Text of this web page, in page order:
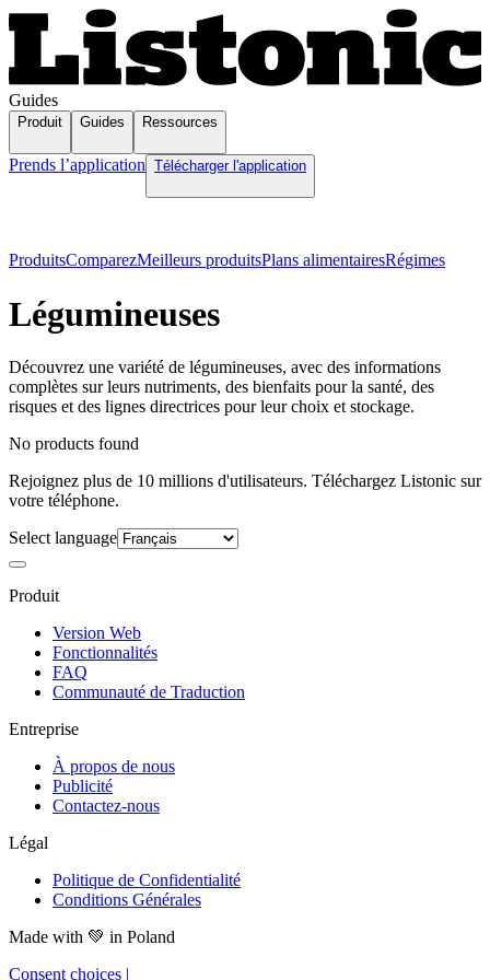
Guides
Produit Guides Ressources
Prends l’application Télécharger l'application
ProduitsComparezMeilleurs produitsPlans alimentairesRégimes
Légumineuses
Découvrez une variété de légumineuses, avec des informations
complètes sur leurs nutriments, des bienfaits pour la santé, des
risques et des lignes directrices pour leur choix et stockage.
No products found
Rejoignez plus de 10 millions d'utilisateurs. Téléchargez Listonic sur
votre téléphone.
Select language
Produit
Version Web
Fonctionnalités
FAQ
Communauté de Traduction
Entreprise
À propos de nous
Publicité
Contactez-nous
Légal
Politique de Confidentialité
Conditions Générales
Made with 💚 in Poland
Consent choices |